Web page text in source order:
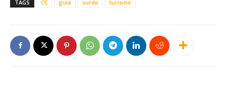
TAGS CE guia surdo turismo